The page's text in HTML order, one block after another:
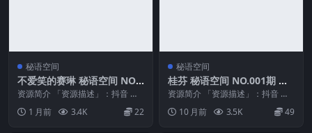
秘语空间
不爱笑的赛琳 秘语空间 NO.0
12期
资源简介 「资源描述」：抖音 不
爱笑的赛琳 秘语空间 NO.012期
【23P1...
1 月前 3.4K 22
秘语空间
桂芬 秘语空间 NO.001期 最
新至：2025.10.13
资源简介 「资源描述」：抖音 桂
芬 秘语空间 NO.001期 【12P1V】
最新...10 月前 3.5K 49